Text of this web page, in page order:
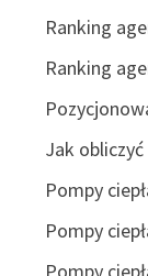
Ranking
Ranking
Jak
Pompy
Pompy